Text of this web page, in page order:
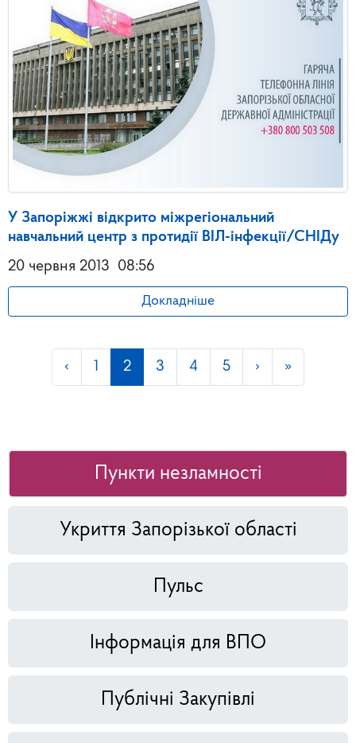
У Запоріжжі відкрито міжрегіональний
навчальний центр з протидії ВІЛ-інфекції/СНІДу
20 червня 2013 08:56
Докладніше
‹ 1 2 3 4 5 › »
Пункти незламності
Укриття Запорізької області
Пульс
Інформація для ВПО
Публічні Закупівлі